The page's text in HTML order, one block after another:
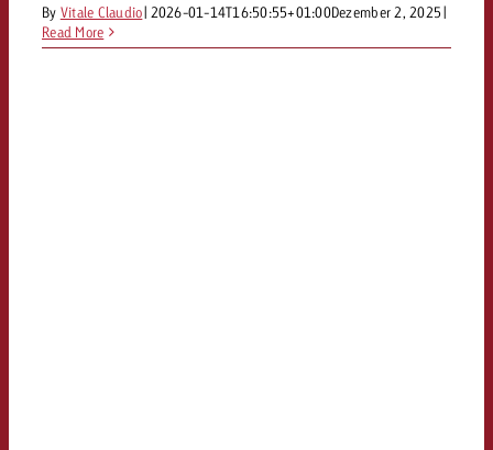
By Vitale Claudio| 2026-01-14T16:50:55+01:00Dezember 2, 2025|
Read More